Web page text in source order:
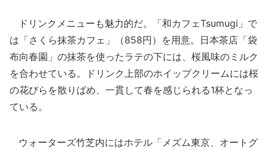
ドリンクメニューも魅力的だ。「和カフェTsumugi」で
は「さくら抹茶カフェ」（858円）を用意。日本茶店「袋
布向春園」の抹茶を使ったラテの下には、桜風味のミルク
を合わせている。ドリンク上部のホイップクリームには桜
の花びらを散りばめ、一貫して春を感じられる1杯となっ
ている。
ウォーターズ竹芝内にはホテル「メズム東京、オートグ